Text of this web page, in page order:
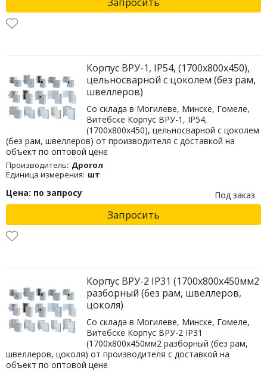
Корпус ВРУ-1, IP54, (1700х800х450),
цельносварной с цоколем (без рам,
швеллеров)
Со склада в Могилеве, Минске, Гомеле,
Витебске Корпус ВРУ-1, IP54,
(1700х800х450), цельносварной с цоколем
(без рам, швеллеров) от производителя с доставкой на
объект по оптовой цене
Производитель: Дрогол
Единица измерения: шт
Цена: по запросу Под заказ
Запросить
Корпус ВРУ-2 IP31 (1700х800х450мм2
разборный (без рам, швеллеров,
цоколя)
Со склада в Могилеве, Минске, Гомеле,
Витебске Корпус ВРУ-2 IP31
(1700х800х450мм2 разборный (без рам,
швеллеров, цоколя) от производителя с доставкой на
объект по оптовой цене